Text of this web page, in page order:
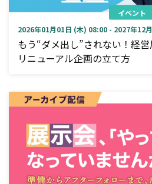
イベント
2026年01月01日 (木) 08:00 - 2027年12
もう“ダメ出し”されない！経
リニューアル企画の立て方